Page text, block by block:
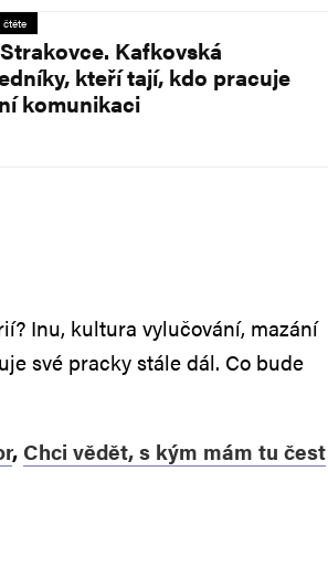
čtěte
Kafkovská
kteří tají, kdo pracuje
komunikaci
Inu, kultura vylučování, mazání
své pracky stále dál. Co bude
, Chci vědět, s kým mám tu čest